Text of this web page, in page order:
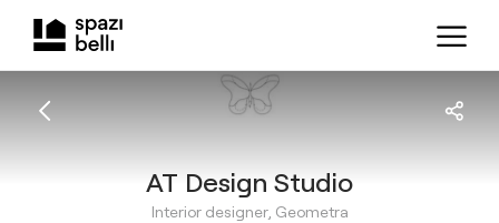
AT Design Studio
Interior designer, Geometra